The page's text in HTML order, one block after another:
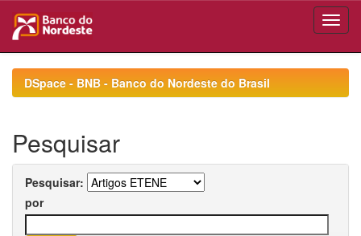
navigationDSpace - BNB - Banco do Nordeste do Brasil
Pesquisar
Pesquisar:
por